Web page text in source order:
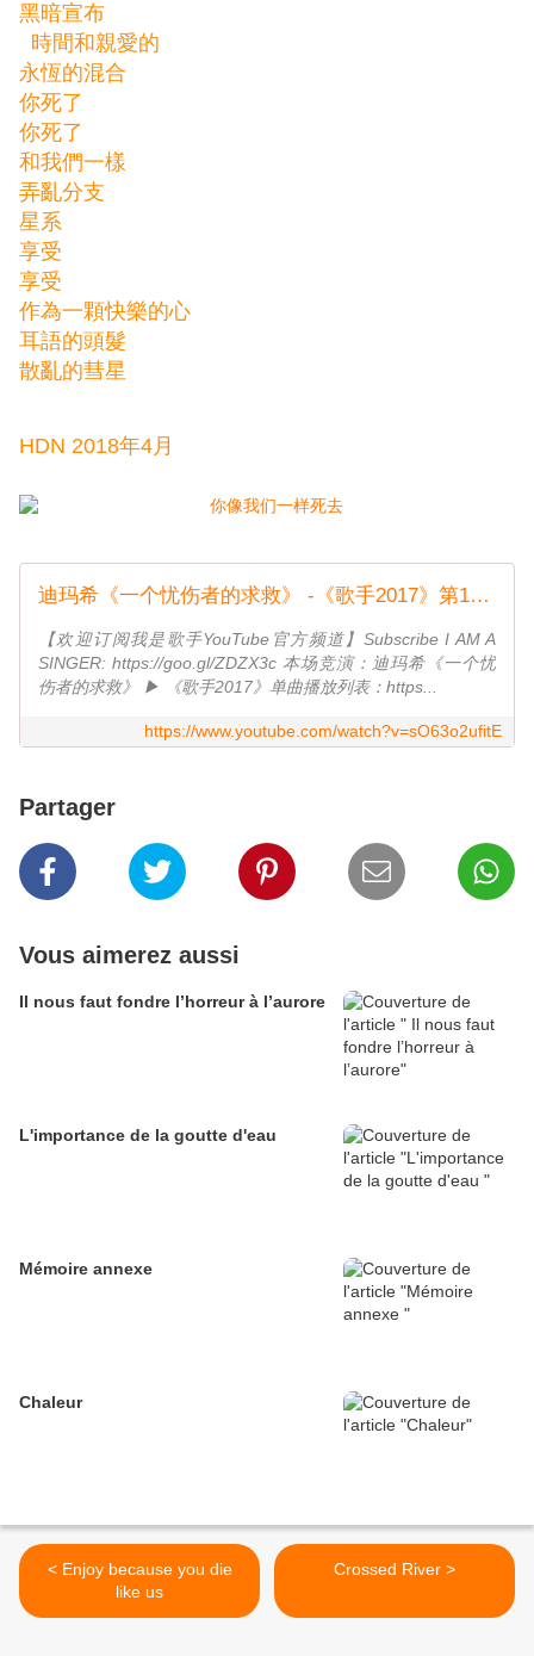
黑暗宣布
時間和親愛的
永恆的混合
你死了
你死了
和我們一樣
弄亂分支
星系
享受
享受
作為一顆快樂的心
耳語的頭髮
散亂的彗星
HDN 2018年4月
迪玛希《一个忧伤者的求救》 -《歌手2017》第1期 单曲纯享版The Singer【我是歌手官方频道】
【欢迎订阅我是歌手YouTube官方频道】Subscribe I AM A
SINGER: https://goo.gl/ZDZX3c 本场竞演：迪玛希《一个忧
伤者的求救》 ▶ 《歌手2017》单曲播放列表：https...
https://www.youtube.com/watch?v=sO63o2ufitE
Partager
Vous aimerez aussi
Il nous faut fondre l’horreur à l’aurore
L'importance de la goutte d'eau
Mémoire annexe
Chaleur
< Enjoy because you die
like us
Crossed River >